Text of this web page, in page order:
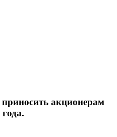
акционерам